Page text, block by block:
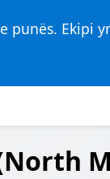
punës. Ekipi